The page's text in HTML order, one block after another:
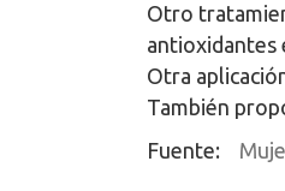
Otro
antioxidantes
Otra
También
Fuente: